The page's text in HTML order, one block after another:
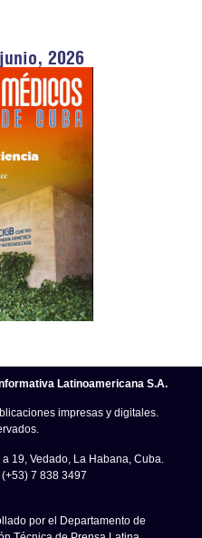
2026
Latinoamericana S.A.
impresas y digitales.
19, Vedado, La Habana, Cuba.
7 838 3497
por el Departamento de